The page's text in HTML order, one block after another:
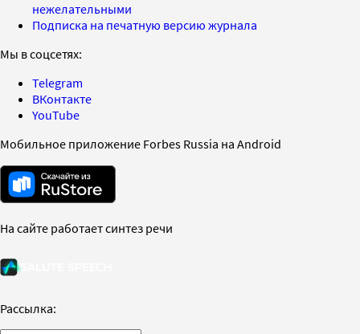
нежелательными
Подписка на печатную версию журнала
Мы в соцсетях:
Telegram
ВКонтакте
YouTube
Мобильное приложение Forbes Russia на Android
На сайте работает синтез речи
Рассылка: